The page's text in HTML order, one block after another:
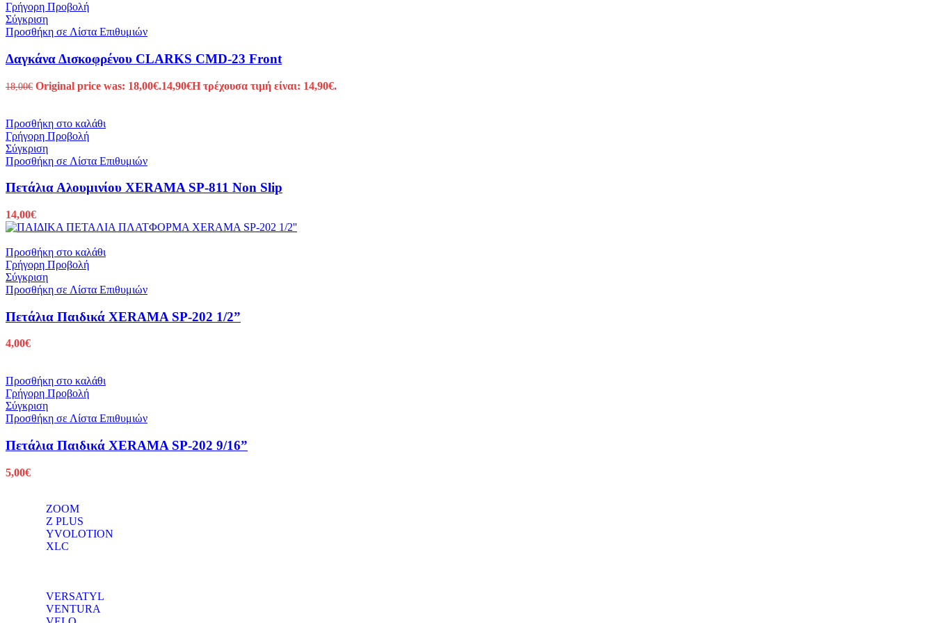
Γρήγορη Προβολή
Σύγκριση
Προσθήκη σε Λίστα Επιθυμιών
Δαγκάνα Δισκοφρένου CLARKS CMD-23 Front
18,00€ Original price was: 18,00€.14,90€Η τρέχουσα τιμή είναι: 14,90€.
Προσθήκη στο καλάθι
Γρήγορη Προβολή
Σύγκριση
Προσθήκη σε Λίστα Επιθυμιών
Πετάλια Αλουμινίου XERAMA SP-811 Non Slip
14,00€
Προσθήκη στο καλάθι
Γρήγορη Προβολή
Σύγκριση
Προσθήκη σε Λίστα Επιθυμιών
Πετάλια Παιδικά XERAMA SP-202 1/2”
4,00€
Προσθήκη στο καλάθι
Γρήγορη Προβολή
Σύγκριση
Προσθήκη σε Λίστα Επιθυμιών
Πετάλια Παιδικά XERAMA SP-202 9/16”
5,00€
ZOOM
Z PLUS
YVOLOTION
XLC
VERSATYL
VENTURA